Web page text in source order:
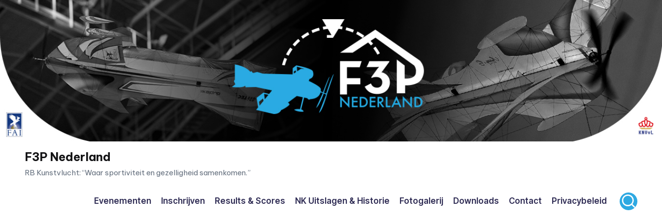
naar
de
inhoud
F3P Nederland
RB Kunstvlucht: “Waar sportiviteit en gezelligheid samenkomen.”
Evenementen Inschrijven Results & Scores NK Uitslagen & Historie Fotogalerij Downloads Contact Privacybeleid